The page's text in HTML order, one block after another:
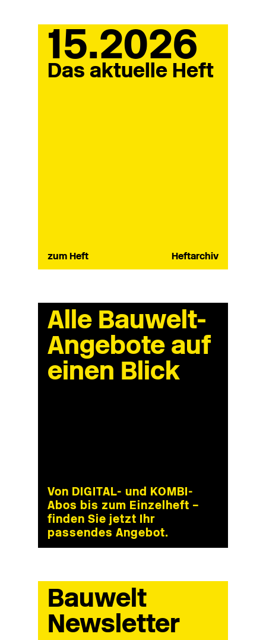
15.2026
Das aktuelle Heft
zum Heft Heftarchiv
Alle Bauwelt-
Angebote auf
einen Blick
Von DIGITAL- und KOMBI-
Abos bis zum Einzelheft –
finden Sie jetzt Ihr
passendes Angebot.
Bauwelt
Newsletter